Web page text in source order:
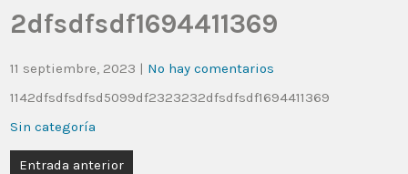
2dfsdfsdf1694411369
11 septiembre, 2023 | No hay comentarios
1142dfsdfsdfsd5099df2323232dfsdfsdf1694411369
Sin categoría
Entrada anterior